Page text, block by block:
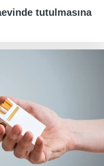
tutulmasına